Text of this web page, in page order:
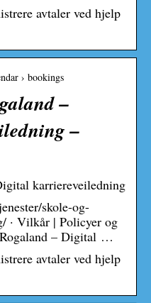
avtaler ved hjelp
› bookings
–
–
karriereveiledning
skole-og-
· Vilkår | Policyer og
– Digital …
avtaler ved hjelp